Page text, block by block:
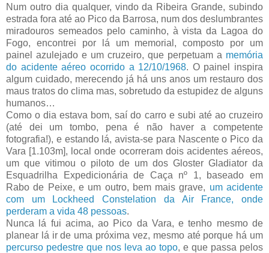
Num outro dia qualquer, vindo da Ribeira Grande, subindo
estrada fora até ao Pico da Barrosa, num dos deslumbrantes
miradouros semeados pelo caminho, à vista da Lagoa do
Fogo, encontrei por lá um memorial, composto por um
painel azulejado e um cruzeiro, que perpetuam a memória
do acidente aéreo ocorrido a 12/10/1968. O painel inspira
algum cuidado, merecendo já há uns anos um restauro dos
maus tratos do clima mas, sobretudo da estupidez de alguns
humanos…
Como o dia estava bom, saí do carro e subi até ao cruzeiro
(até dei um tombo, pena é não haver a competente
fotografia!), e estando lá, avista-se para Nascente o Pico da
Vara [1.103m], local onde ocorreram dois acidentes aéreos,
um que vitimou o piloto de um dos Gloster Gladiator da
Esquadrilha Expedicionária de Caça nº 1, baseado em
Rabo de Peixe, e um outro, bem mais grave, um acidente
com um Lockheed Constelation da Air France, onde
perderam a vida 48 pessoas.
Nunca lá fui acima, ao Pico da Vara, e tenho mesmo de
planear lá ir de uma próxima vez, mesmo até porque há um
percurso pedestre que nos leva ao topo, e que passa pelos